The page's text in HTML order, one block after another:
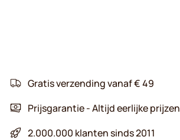
Gratis verzending vanaf € 49
Prijsgarantie - Altijd eerlijke prijzen
2.000.000 klanten sinds 2011